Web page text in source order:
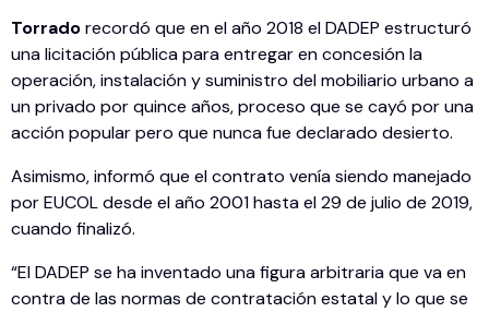
Torradorecordó que en el año 2018 el DADEP estructuró
una licitación pública para entregar en concesión la
operación, instalación y suministro del mobiliario urbano a
un privado por quince años, proceso que se cayó por una
acción popular pero que nunca fue declarado desierto.
Asimismo, informó que el contrato venía siendo manejado
por EUCOL desde el año 2001 hasta el 29 de julio de 2019,
cuando finalizó.
“El DADEP se ha inventado una figura arbitraria que va en
contra de las normas de contratación estatal y lo que se